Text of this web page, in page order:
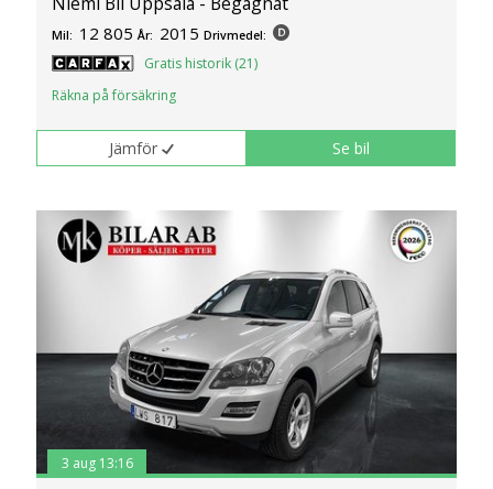
Mil: 12 805 År: 2015 Drivmedel:
Gratis historik (21)
Räkna på försäkring
Jämför Se bil
3 aug 13:16